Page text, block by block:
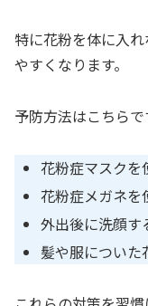
特に花粉を体に入
やすくなります。
予防方法はこちらで
花粉症マスクを
花粉症メガネを
外出後に洗顔す
髪や服についた